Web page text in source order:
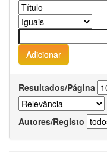
Resultados/Página
Autores/Registo